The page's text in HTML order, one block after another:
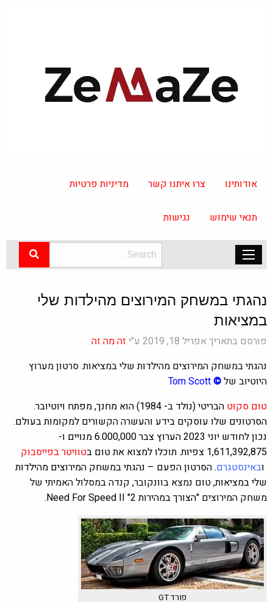
אודותינו צרו איתנו קשר מדיניות פרטיות
תנאי שימוש נגישות
נהגתי במשחק המירוצים מהילדות שלי
במציאות
פורסם בתאריך אפריל 18, 2019 ע"י
זה מה זה
נהגתי במשחק המירוצים מהילדות שלי במציאות. סרטון מערוץ
היוטיוב של©
Tom Scott
טום סקוט
הבריטי (נולד ב- 1984) הוא מחנך, מפתח ויוטיובר.
הסרטונים שלו עוסקים בידע והעשרה הקשורים למקומות בעולם.
נכון לחודש יוני 2023 הערוץ צבר 6.000,000‏‏ ‏מנויים‏ ו-
1,611,392,875 צפיות. תוכלו למצוא את טום ב
טוויטרבפייסבוק
ובאינסטגרם. הסרטון הפעם – נהגתי במשחק המירוצים מהילדות
שלי במציאות,טום נמצא בוונקובר, קנדה במסלול האמיתי של
משחק המירוצים "הצורך במהירות 2" Need For Speed II.
פורד GT